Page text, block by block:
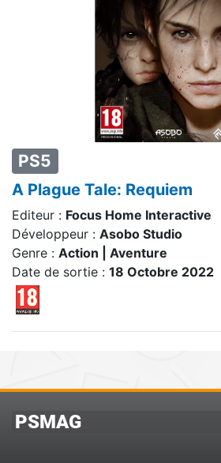
PS5
A Plague Tale: Requiem
Editeur : Focus Home Interactive
Développeur : Asobo Studio
Genre : Action | Aventure
Date de sortie : 18 Octobre 2022
PSMAG